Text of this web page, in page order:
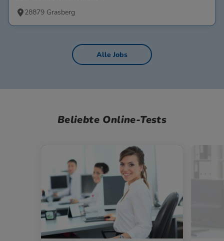
28879 Grasberg
Alle Jobs
Beliebte Online-Tests